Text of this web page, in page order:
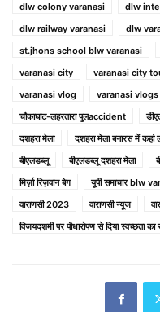
dlw colony varanasi
dlw
dlw railway varanasi
dlw
st.jhons school blw varanasi
varanasi city
varanasi city
varanasi vlog
varanasi vlogs
चौकाघाट-लहरतारा पुलaccident
दशहरा मेला
दशहरा मेला बनारस में कहां
बीएलडब्लू
बीएलडब्लू दशहरा मेला
मिर्ज़ा रिज़वान बेग
यूपी समाचार blw
वाराणसी 2023
वाराणसी न्यूज
विजयदशमी पर पौधारोपण से दिया स्वच्छता का